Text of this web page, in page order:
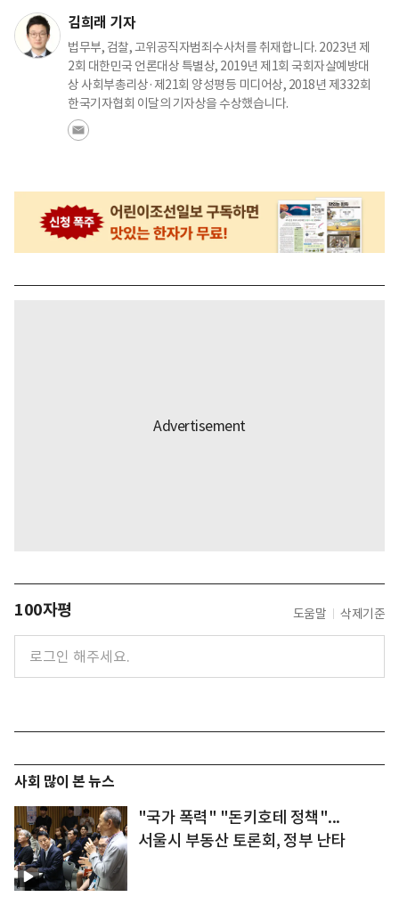
김희래 기자
법무부, 검찰, 고위공직자범죄수사처를 취재합니다. 2023년 제
2회 대한민국 언론대상 특별상, 2019년 제1회 국회자살예방대
상 사회부총리상·제21회 양성평등 미디어상, 2018년 제332회
한국기자협회 이달의 기자상을 수상했습니다.
100자평 도움말 삭제기준
사회 많이 본 뉴스
"국가 폭력" "돈키호테 정책"...
서울시 부동산 토론회, 정부 난타